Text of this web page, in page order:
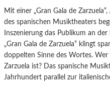
Mit einer „Gran Gala de
des spanischen Musiktheaters
Inszenierung das Publikum an
„Gran Gala de Zarzuela“ klingt
doppelten Sinne des Wortes.
Zarzuela ist? Das spanische
Jahrhundert parallel zur